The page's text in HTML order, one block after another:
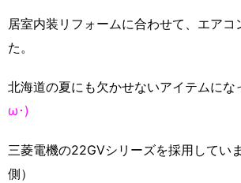
居室内装リフォームに合わせて、エアコ
た。
北海道の夏にも欠かせないアイテムにな
ω･)
三菱電機の22GVシリーズを採用してい
側）